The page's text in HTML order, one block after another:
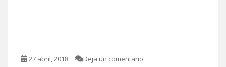
27 abril, 2018 Deja un comentario